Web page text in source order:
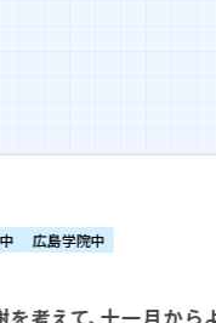
Ａ判定でも気を緩め